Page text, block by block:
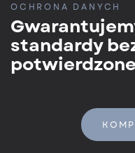
OCHRONA DANYCH
standardy